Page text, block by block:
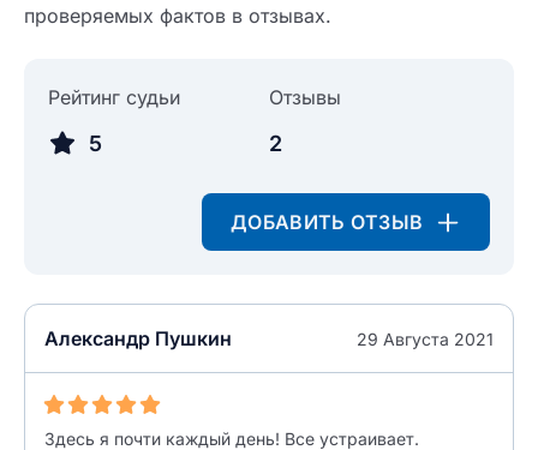
проверяемых фактов в отзывах.
Рейтинг судьи
5
Отзывы
2
ДОБАВИТЬ ОТЗЫВ
Александр Пушкин 29 Августа 2021
Здесь я почти каждый день! Все устраивает.
ОСТАВИТЬ ОТЗЫВ